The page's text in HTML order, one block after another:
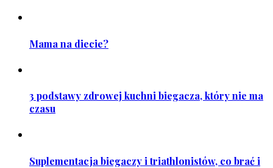
Mama na diecie?
3 podstawy zdrowej kuchni biegacza, który nie ma
czasu
Suplementacja biegaczy i triathlonistów, co brać i